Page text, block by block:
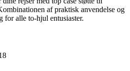
af praktisk anvendelse og
for alle to-hjul entusiaster.